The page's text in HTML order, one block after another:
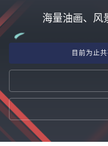
海量油画、风
目前为止